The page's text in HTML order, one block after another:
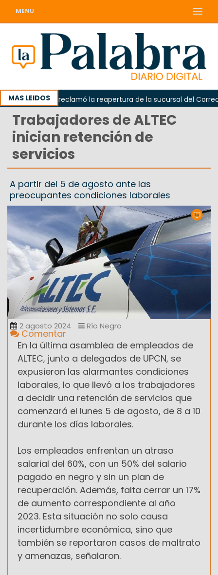
MENU
MAS LEIDOS
Odarda reclamó la reapertura de la sucursal del Correo
Trabajadores de ALTEC
inician retención de
servicios
A partir del 5 de agosto ante las
preocupantes condiciones laborales
2 agosto 2024 Río Negro
Comentar
En la última asamblea de empleados de
ALTEC, junto a delegados de UPCN, se
expusieron las alarmantes condiciones
laborales, lo que llevó a los trabajadores
a decidir una retención de servicios que
comenzará el lunes 5 de agosto, de 8 a 10
durante los días laborales.
Los empleados enfrentan un atraso
salarial del 60%, con un 50% del salario
pagado en negro y sin un plan de
recuperación. Además, falta cerrar un 17%
de aumento correspondiente al año
2023. Esta situación no solo causa
incertidumbre económica, sino que
también se reportaron casos de maltrato
y amenazas, señalaron.